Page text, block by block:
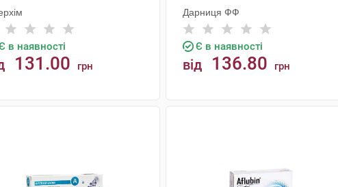
в наявності
131.00 грн
Дарниця ФФ
Є в наявності
від 136.80 грн